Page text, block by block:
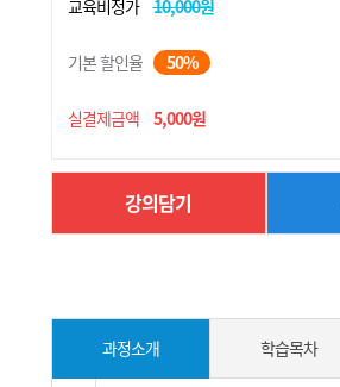
교육비정가 10,000원
기본 할인율 50%
실결제금액 5,000원
강의담기
과정소개 학습목차